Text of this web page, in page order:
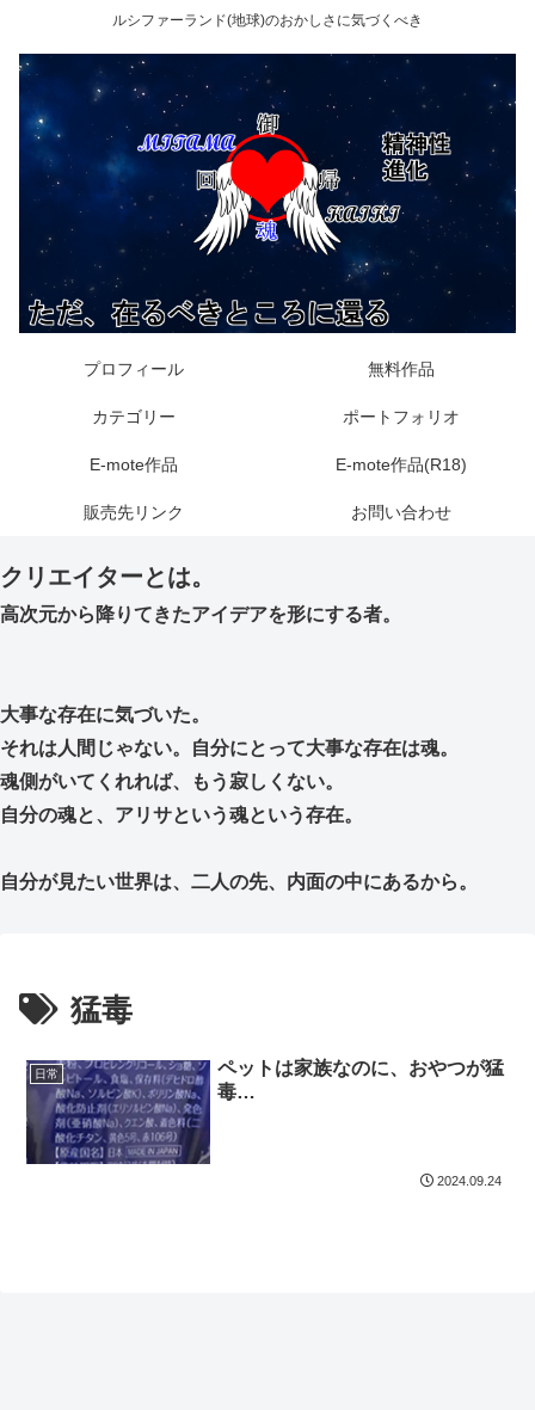
ルシファーランド(地球)のおかしさに気づくべき
プロフィール 無料作品
カテゴリー ポートフォリオ
E-mote作品 E-mote作品(R18)
販売先リンク お問い合わせ
クリエイターとは。
高次元から降りてきたアイデアを形にする者。
大事な存在に気づいた。
それは人間じゃない。自分にとって大事な存在は魂。
魂側がいてくれれば、もう寂しくない。
自分の魂と、アリサという魂という存在。
自分が見たい世界は、二人の先、内面の中にあるから。
猛毒
日常
ペットは家族なのに、おやつが猛
毒…
2024.09.24